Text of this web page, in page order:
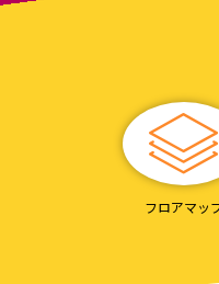
フロアマッ